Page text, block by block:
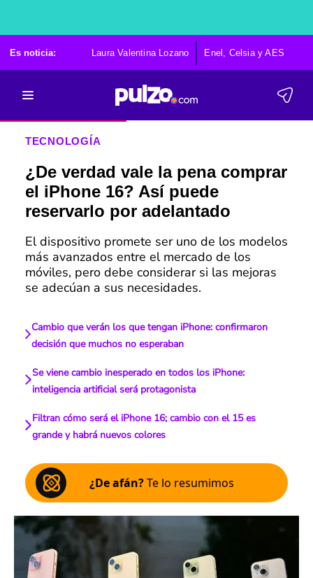
Es noticia: Laura Valentina Lozano Enel, Celsia y AES
TECNOLOGÍA
¿De verdad vale la pena comprar
el iPhone 16? Así puede
reservarlo por adelantado
El dispositivo promete ser uno de los modelos
más avanzados entre el mercado de los
móviles, pero debe considerar si las mejoras
se adecúan a sus necesidades.
Cambio que verán los que tengan iPhone: confirmaron
decisión que muchos no esperaban
Se viene cambio inesperado en todos los iPhone:
inteligencia artificial será protagonista
Filtran cómo será el iPhone 16; cambio con el 15 es
grande y habrá nuevos colores
¿De afán?Te lo resumimos